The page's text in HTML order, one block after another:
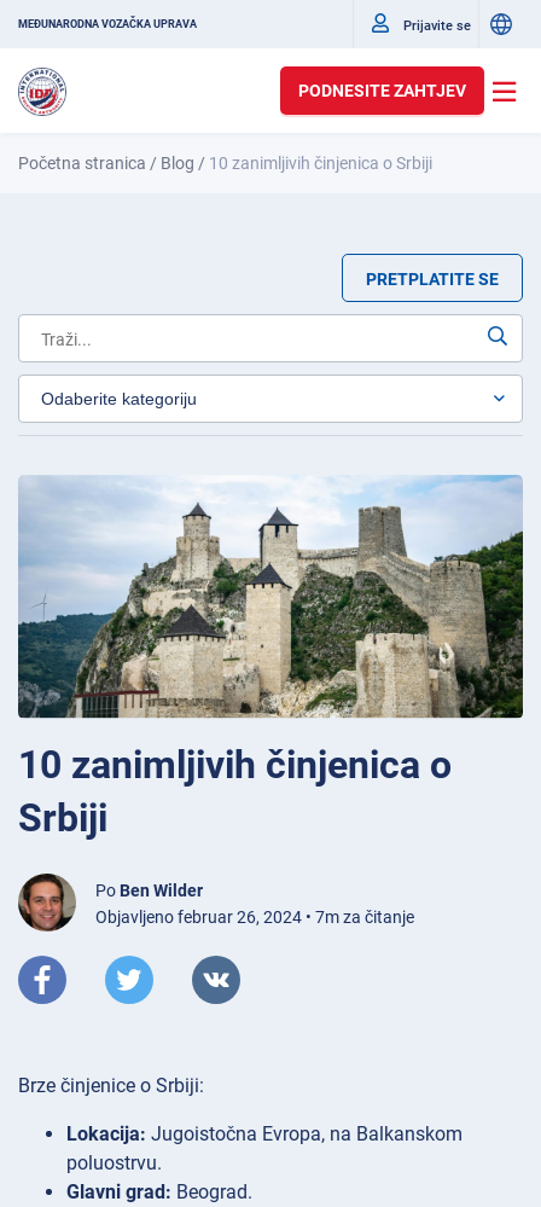
MEĐUNARODNA VOZAČKA UPRAVA Prijavite se
PODNESITE ZAHTJEV
Početna stranica / Blog / 10 zanimljivih činjenica o Srbiji
PRETPLATITE SE
10 zanimljivih činjenica o
Srbiji
Po Ben Wilder
Objavljeno februar 26, 2024 • 7m za čitanje
Brze činjenice o Srbiji:
Lokacija: Jugoistočna Evropa, na Balkanskom
poluostrvu.
Glavni grad: Beograd.